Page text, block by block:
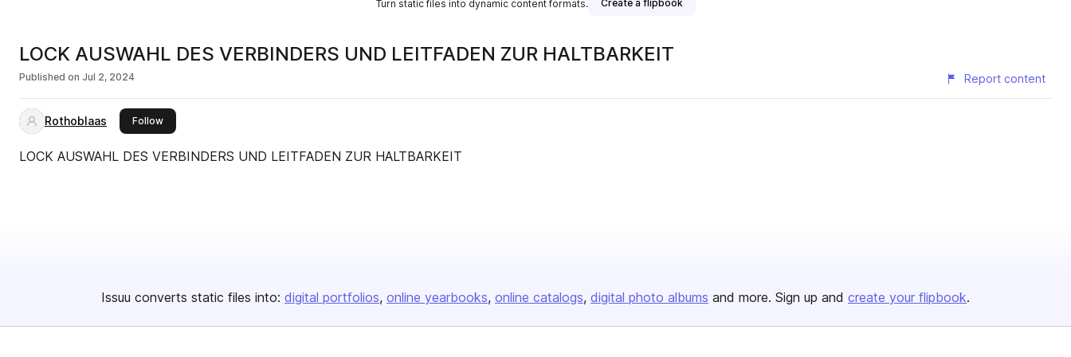
Turn static files into dynamic content formats. Create a flipbook
LOCK AUSWAHL DES VERBINDERS UND LEITFADEN ZUR HALTBARKEIT
Published on Jul 2, 2024 Report content
Rothoblaas Followthis publisher
LOCK AUSWAHL DES VERBINDERS UND LEITFADEN ZUR HALTBARKEIT
Issuu converts static files into: digital portfolios online yearbooks online catalogs digital photo albums and more. Sign up and create your flipbook.